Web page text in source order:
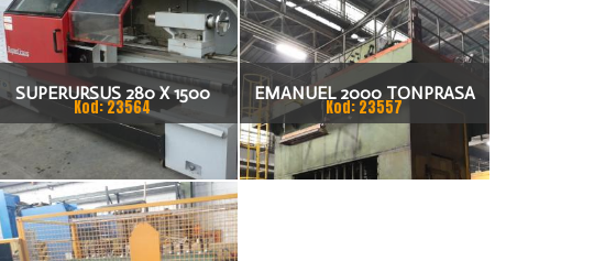
SUPERURSUS 280 X 1500
TOKARKA
Kod: 23564
EMANUEL 2000 TONPRASA
HYDRAULICZNA 3200 X 2000
Kod: 23557